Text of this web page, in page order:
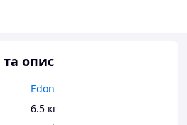
опис
Edon
6.5 кг